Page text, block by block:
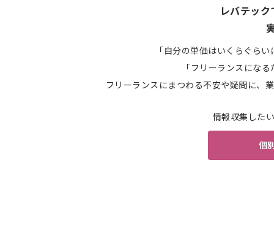
レバテッ
「自分の単価はいくらぐら
「フリーランスにな
フリーランスにまつわる不安や疑問に、
情報収集した
個